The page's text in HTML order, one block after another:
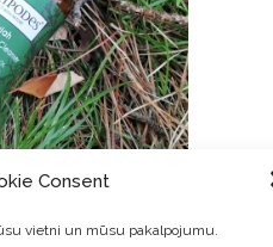
Consent
vietni un mūsu pakalpojumu.